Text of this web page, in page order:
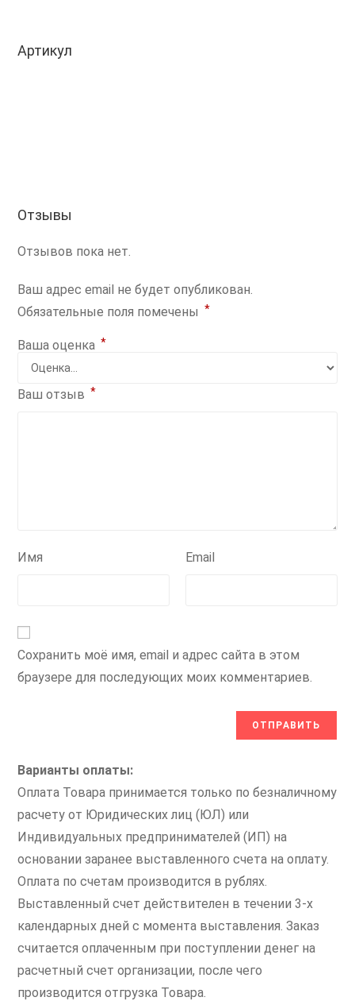
Артикул
Отзывы
Отзывов пока нет.
Ваш адрес email не будет опубликован.
Обязательные поля помечены *
Ваша оценка *
Ваш отзыв *
Имя Email
Сохранить моё имя, email и адрес сайта в этом
браузере для последующих моих комментариев.
Варианты оплаты:
Оплата Товара принимается только по безналичному
расчету от Юридических лиц (ЮЛ) или
Индивидуальных предпринимателей (ИП) на
основании заранее выставленного счета на оплату.
Оплата по счетам производится в рублях.
Выставленный счет действителен в течении 3-х
календарных дней с момента выставления. Заказ
считается оплаченным при поступлении денег на
расчетный счет организации, после чего
производится отгрузка Товара.